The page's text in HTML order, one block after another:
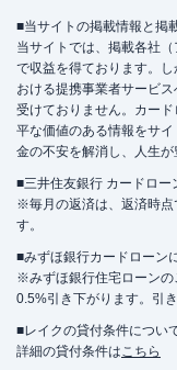
■当サイトの掲載情報と掲
当サイトでは、掲載各社
で収益を得ております。
おける提携事業者サービ
受けておりません。カー
平な価値のある情報をサ
金の不安を解消し、人生が
■三井住友銀行 カードロー
※毎月の返済は、返済時点
す。
■みずほ銀行カードローン
※みずほ銀行住宅ローンの
0.5%引き下がります。引
■レイクの貸付条件につい
詳細の貸付条件はこちら